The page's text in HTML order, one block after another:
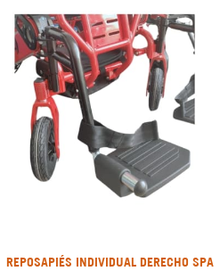
REPOSAPIÉS INDIVIDUAL DERECHO SPA